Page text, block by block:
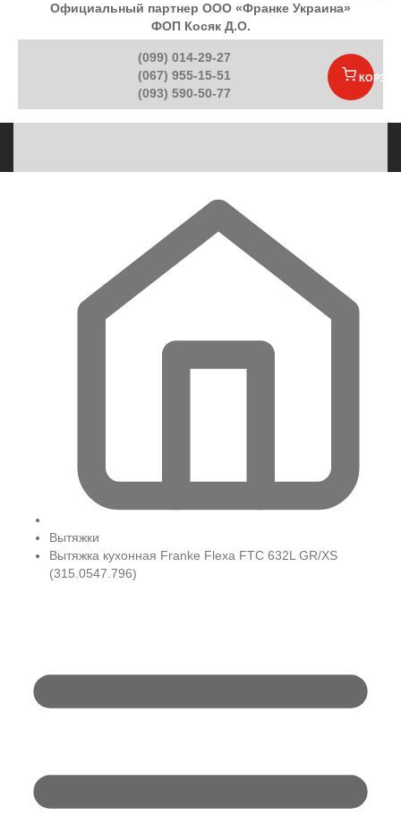
Официальный партнер ООО «Франке Украина»
ФОП Косяк Д.О.
(099) 014-29-27
(067) 955-15-51
(093) 590-50-77
Вытяжки
Вытяжка кухонная Franke Flexa FTC 632L GR/XS
(315.0547.796)